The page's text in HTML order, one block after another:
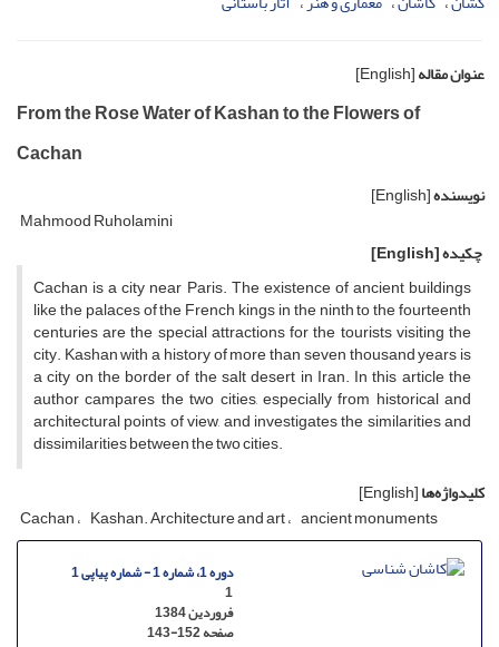
عنوان مقاله[English]
From the Rose Water of Kashan to the Flowers of
Cachan
نویسنده[English]
Mahmood Ruholamini
چکیده[English]
Cachan is a city near Paris. The existence of ancient buildings
like the palaces of the French kings in the ninth to the fourteenth
centuries are the special attractions for the tourists visiting the
city. Kashan with a history of more than seven thousand years is
a city on the border of the salt desert in Iran. In this article the
author campares the two cities, especially from historical and
architectural points of view, and investigates the similarities and
dissimilarities between the two cities.
کلیدواژه‌ها[English]
Cachan Kashan. Architecture and art ancient monuments
دوره 1، شماره 1 - شماره پیاپی 1
1
فروردین 1384
صفحه143-152